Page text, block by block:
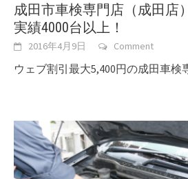
成田市車検専門店（成田店
実績4000台以上！
2016年4月9日 Comment
ウェブ割引最大5,400円の成田車検